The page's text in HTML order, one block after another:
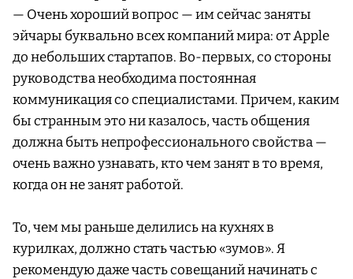
— Очень хороший вопрос — им сейчас заняты
эйчары буквально всех компаний мира: от Apple
до небольших стартапов. Во-первых, со стороны
руководства необходима постоянная
коммуникация со специалистами. Причем, каким
бы странным это ни казалось, часть общения
должна быть непрофессионального свойства —
очень важно узнавать, кто чем занят в то время,
когда он не занят работой.
То, чем мы раньше делились на кухнях в
курилках, должно стать частью «зумов». Я
рекомендую даже часть совещаний начинать с